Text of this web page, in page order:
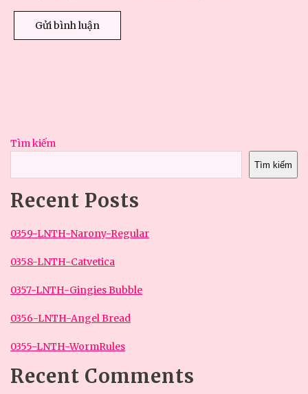
Tìm kiếm
Tìm kiếm
Recent Posts
0359-LNTH-Narony-Regular
0358-LNTH-Catvetica
0357-LNTH-Gingies Bubble
0356-LNTH-Angel Bread
0355-LNTH-WormRules
Recent Comments